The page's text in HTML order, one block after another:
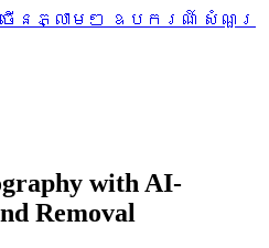
ើនភ្លាមៗ ឧបករណ៍ សំណួរ
with AI-
Removal